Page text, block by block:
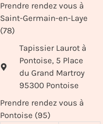
Prendre rendez vous à
Saint-Germain-en-Laye
(78)
Tapissier Laurot à
Pontoise, 5 Place
du Grand Martroy
95300 Pontoise
Prendre rendez vous à
Pontoise (95)